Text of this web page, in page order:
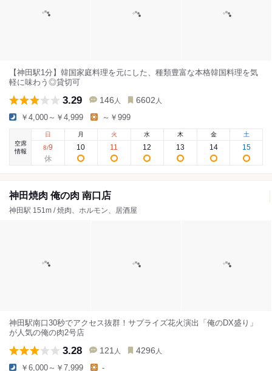
【神田駅1分】韓国家庭料理を元にした、種類豊富な本格韓国料理を気
軽に味わう◎貸切可
3.29 146 人 6602 人
￥4,000～￥4,999 ～￥999
空席
情報
日
8/9
月
10
火
11
水
12
木
13
金
14
土
15
神田焼肉 俺の肉 南口店
神田駅 151m / 焼肉、ホルモン、居酒屋
神田駅南口30秒でアクセス抜群！サプライズ花火演出「俺のDX盛り」
が人気の俺の肉2号店
3.28 121 人 4296 人
￥6,000～￥7,999 -